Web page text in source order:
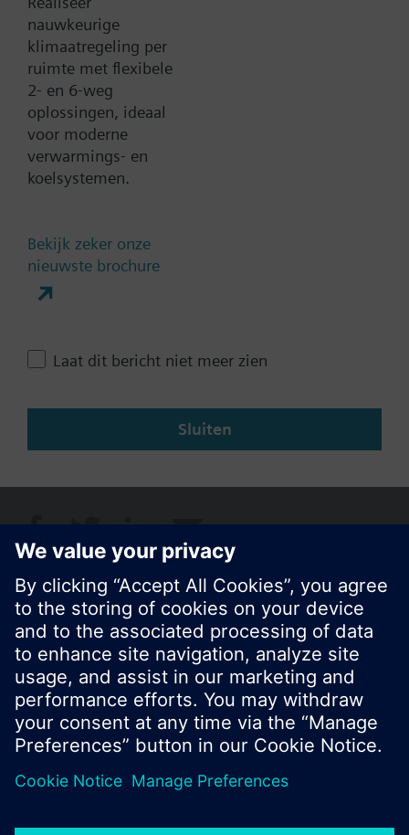
Documenten
Technische samenvatting
Meervoudige selecteerbare
nauwkeurige
klimaatregeling per
ruimte met flexibele
2- en 6-weg
oplossingen, ideaal
voor moderne
verwarmings- en
koelsystemen.
Bekijk zeker onze
nieuwste brochure
Laat dit bericht niet meer zien
Sluiten
Contact
Verander regio
© Siemens Nederland N.V. 2017
Productportfolio en prijzen kunnen variëren per